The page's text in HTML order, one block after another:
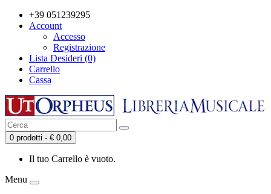
+39 051239295
Account
Accesso
Registrazione
Lista Desideri (0)
Carrello
Cassa
0 prodotti - € 0,00
Il tuo Carrello è vuoto.
Menu